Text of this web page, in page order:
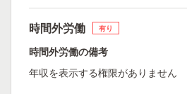
時間外労働 有り
時間外労働の備考
年収を表示する権限がありません